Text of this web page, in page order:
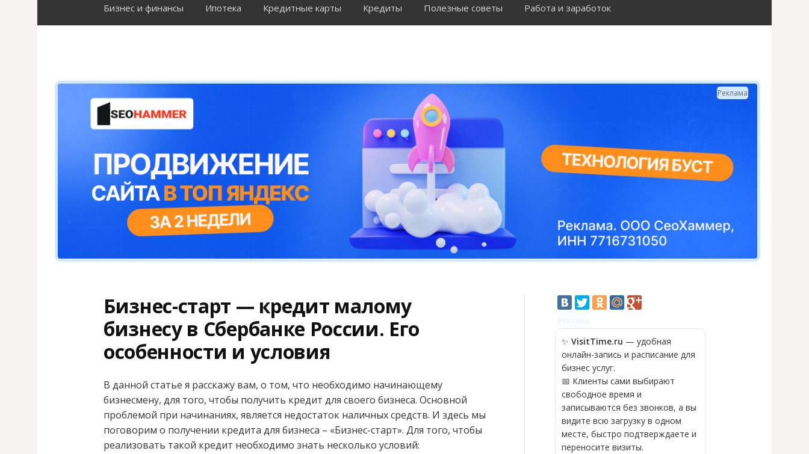
Бизнес и финансы Ипотека Кредитные карты Кредиты Полезные советы Работа и заработок
й
и
:
Реклама
Бизнес-старт — кредит малому
бизнесу в Сбербанке России. Его
особенности и условия
В данной статье я расскажу вам, о том, что необходимо начинающему
бизнесмену, для того, чтобы получить кредит для своего бизнеса. Основной
проблемой при начинаниях, является недостаток наличных средств. И здесь мы
поговорим о получении кредита для бизнеса – «Бизнес-старт». Для того, чтобы
реализовать такой кредит необходимо знать несколько условий:
✨ VisitTime.ru — удобная
онлайн-запись и расписание для
бизнес услуг.
📅 Клиенты сами выбирают
свободное время и
записываются без звонков, а вы
видите всю загрузку в одном
месте, быстро подтверждаете и
переносите визиты.